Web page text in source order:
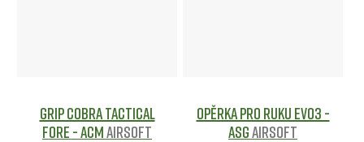
Grip Cobra Tactical
Fore - ACMAirsoft
Opěrka pro ruku EVO3 -
ASGAirsoft